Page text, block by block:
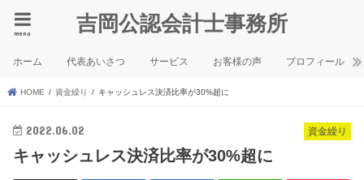
吉岡公認会計士事務所
menu
ホーム 代表あいさつ サービス お客様の声 プロフィール
HOME 資金繰り キャッシュレス決済比率が30%超に
資金繰り
2022.06.02
キャッシュレス決済比率が30%超に